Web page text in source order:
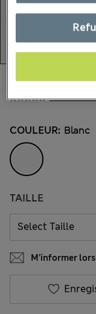
58 les
€17,00 Tous les
COULEUR: Blanc
TAILLE
M’informer